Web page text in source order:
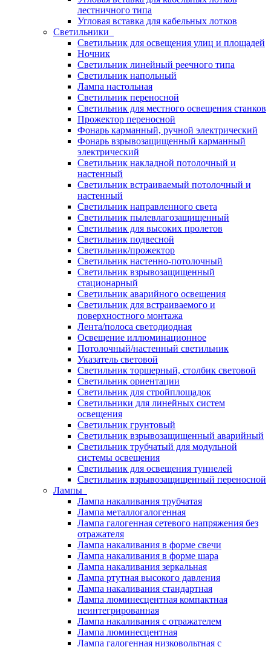
лестничного типа
Угловая вставка для кабельных лотков
Светильники
Светильник для освещения улиц и площадей
Ночник
Светильник линейный реечного типа
Светильник напольный
Лампа настольная
Светильник переносной
Светильник для местного освещения станков
Прожектор переносной
Фонарь карманный, ручной электрический
Фонарь взрывозащищенный карманный
электрический
Светильник накладной потолочный и
настенный
Светильник встраиваемый потолочный и
настенный
Светильник направленного света
Светильник пылевлагозащищенный
Светильник для высоких пролетов
Светильник подвесной
Светильник/прожектор
Светильник настенно-потолочный
Светильник взрывозащищенный
стационарный
Светильник аварийного освещения
Светильник для встраиваемого и
поверхностного монтажа
Лента/полоса светодиодная
Освещение иллюминационное
Потолочный/настенный светильник
Указатель световой
Светильник торшерный, столбик световой
Светильник ориентации
Светильник для стройплощадок
Светильники для линейных систем
освещения
Светильник грунтовый
Светильник взрывозащищенный аварийный
Светильник трубчатый для модульной
системы освещения
Светильник для освещения туннелей
Светильник взрывозащищенный переносной
Лампы
Лампа накаливания трубчатая
Лампа металлогалогенная
Лампа галогенная сетевого напряжения без
отражателя
Лампа накаливания в форме свечи
Лампа накаливания в форме шара
Лампа накаливания зеркальная
Лампа ртутная высокого давления
Лампа накаливания стандартная
Лампа люминесцентная компактная
неинтегрированная
Лампа накаливания с отражателем
Лампа люминесцентная
Лампа галогенная низковольтная с